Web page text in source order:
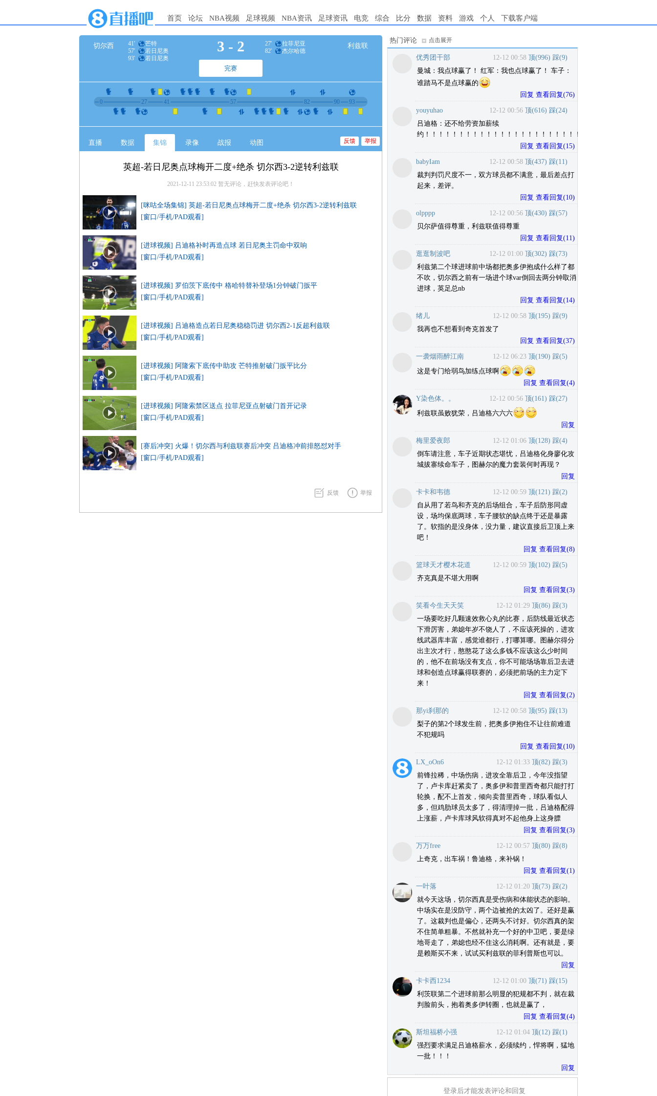
首页 论坛 NBA视频 足球视频 NBA资讯 足球资讯 电竞 综合 比分 数据 资料 游戏 个人 下载客户端
切尔西 41'
芒特
57'
若日尼奥
93'
若日尼奥
3 - 2
完赛
27'
拉菲尼亚
82'
杰尔哈德
利兹联
0 27 41 57 82 90 93
直播 数据 集锦 录像 战报 动图 举报
反馈
英超-若日尼奥点球梅开二度+绝杀 切尔西3-2逆转利兹联
2021-12-11 23:53:02 暂无评论，赶快发表评论吧！
[咪咕全场集锦] 英超-若日尼奥点球梅开二度+绝杀 切尔西3-2逆转利兹联
[窗口/手机/PAD观看]
[进球视频] 吕迪格补时再造点球 若日尼奥主罚命中双响
[窗口/手机/PAD观看]
[进球视频] 罗伯茨下底传中 格哈特替补登场1分钟破门扳平
[窗口/手机/PAD观看]
[进球视频] 吕迪格造点若日尼奥稳稳罚进 切尔西2-1反超利兹联
[窗口/手机/PAD观看]
[进球视频] 阿隆索下底传中助攻 芒特推射破门扳平比分
[窗口/手机/PAD观看]
[进球视频] 阿隆索禁区送点 拉菲尼亚点射破门首开记录
[窗口/手机/PAD观看]
[赛后冲突] 火爆！切尔西与利兹联赛后冲突 吕迪格冲前排怒怼对手
[窗口/手机/PAD观看]
反馈 举报
热门评论 点击展开
优秀团干部 12-12 00:58 顶(996) 踩(9)
曼城：我点球赢了！ 红军：我也点球赢了！ 车子：
谁踏马不是点球赢的
回复 查看回复(76)
youyuhao 12-12 00:56 顶(616) 踩(24)
吕迪格：还不给劳资加薪续
约！！！！！！！！！！！！！！！！！！！！！！！！！！！！！！！！！
回复 查看回复(15)
babyIam 12-12 00:58 顶(437) 踩(11)
裁判判罚尺度不一，双方球员都不满意，最后差点打
起来，差评。
回复 查看回复(10)
olpppp 12-12 00:56 顶(430) 踩(57)
贝尔萨值得尊重，利兹联值得尊重
回复 查看回复(11)
逛逛制波吧 12-12 01:00 顶(302) 踩(73)
利兹第二个球进球前中场都把奥多伊抱成什么样了都
不吹，切尔西之前有一场进个球var倒回去两分钟取消
进球，英足总nb
回复 查看回复(14)
绪儿 12-12 00:58 顶(195) 踩(9)
我再也不想看到奇克首发了
回复 查看回复(37)
一袭烟雨醉江南 12-12 06:23 顶(190) 踩(5)
这是专门给弱鸟加练点球啊
回复 查看回复(4)
Y染色体。。 12-12 00:56 顶(161) 踩(27)
利兹联虽败犹荣，吕迪格六六六
回复
梅里爱夜郎 12-12 01:06 顶(128) 踩(4)
倒车请注意，车子近期状态堪忧，吕迪格化身廖化攻
城拔寨续命车子，图赫尔的魔力套装何时再现？
回复
卡卡和韦德 12-12 00:59 顶(121) 踩(2)
自从用了若鸟和齐克的后场组合，车子后防形同虚
设，场均保底两球，车子腰软的缺点终于还是暴露
了。软指的是没身体，没力量，建议直接后卫顶上来
吧！
回复 查看回复(8)
篮球天才樱木花道 12-12 00:59 顶(102) 踩(5)
齐克真是不堪大用啊
回复 查看回复(3)
笑看今生天天笑 12-12 01:29 顶(86) 踩(3)
一场要吃好几颗速效救心丸的比赛，后防线最近状态
下滑厉害，弟媳年岁不饶人了，不应该死操的，进攻
线武器库丰富，感觉谁都行，打哪算哪。图赫尔得分
出主次才行，憨憨花了这么多钱不应该这么少时间
的，他不在前场没有支点，你不可能场场靠后卫去进
球和创造点球赢得联赛的，必须把前场的主力定下
来！
回复 查看回复(2)
那yi刹那的 12-12 00:58 顶(95) 踩(13)
梨子的第2个球发生前，把奥多伊抱住不让往前难道
不犯规吗
回复 查看回复(10)
LX_oOn6 12-12 01:33 顶(82) 踩(3)
前锋拉稀，中场伤病，进攻全靠后卫，今年没指望
了，卢卡库赶紧卖了，奥多伊和普里西奇都只能打打
轮换，配不上首发，倾向卖普里西奇，球队看似人
多，但鸡肋球员太多了，得清理掉一批，吕迪格配得
上涨薪，卢卡库球风软得真对不起他身上这身膘
回复 查看回复(3)
万万free 12-12 00:57 顶(80) 踩(8)
上奇克，出车祸！鲁迪格，来补锅！
回复 查看回复(1)
一叶落 12-12 01:20 顶(73) 踩(2)
就今天这场，切尔西真是受伤病和体能状态的影响。
中场实在是没防守，两个边被抢的太凶了。还好是赢
了。这裁判也是偏心，还两头不讨好。切尔西真的架
不住简单粗暴。不然就补充一个好的中卫吧，要是绿
地哥走了，弟媳也经不住这么消耗啊。还有就是，要
是赖斯买不来，试试买利兹联的菲利普斯也可以。
回复
卡卡西1234 12-12 01:00 顶(71) 踩(15)
利茨联第二个进球前那么明显的犯规都不判，就在裁
判脸前头，抱着奥多伊转圈，也就是赢了，
回复 查看回复(4)
斯坦福桥小强 12-12 01:04 顶(12) 踩(1)
强烈要求满足吕迪格薪水，必须续约，悍将啊，猛地
一批！！！
回复
登录后才能发表评论和回复
1.电脑端新用户可以发表评论了！